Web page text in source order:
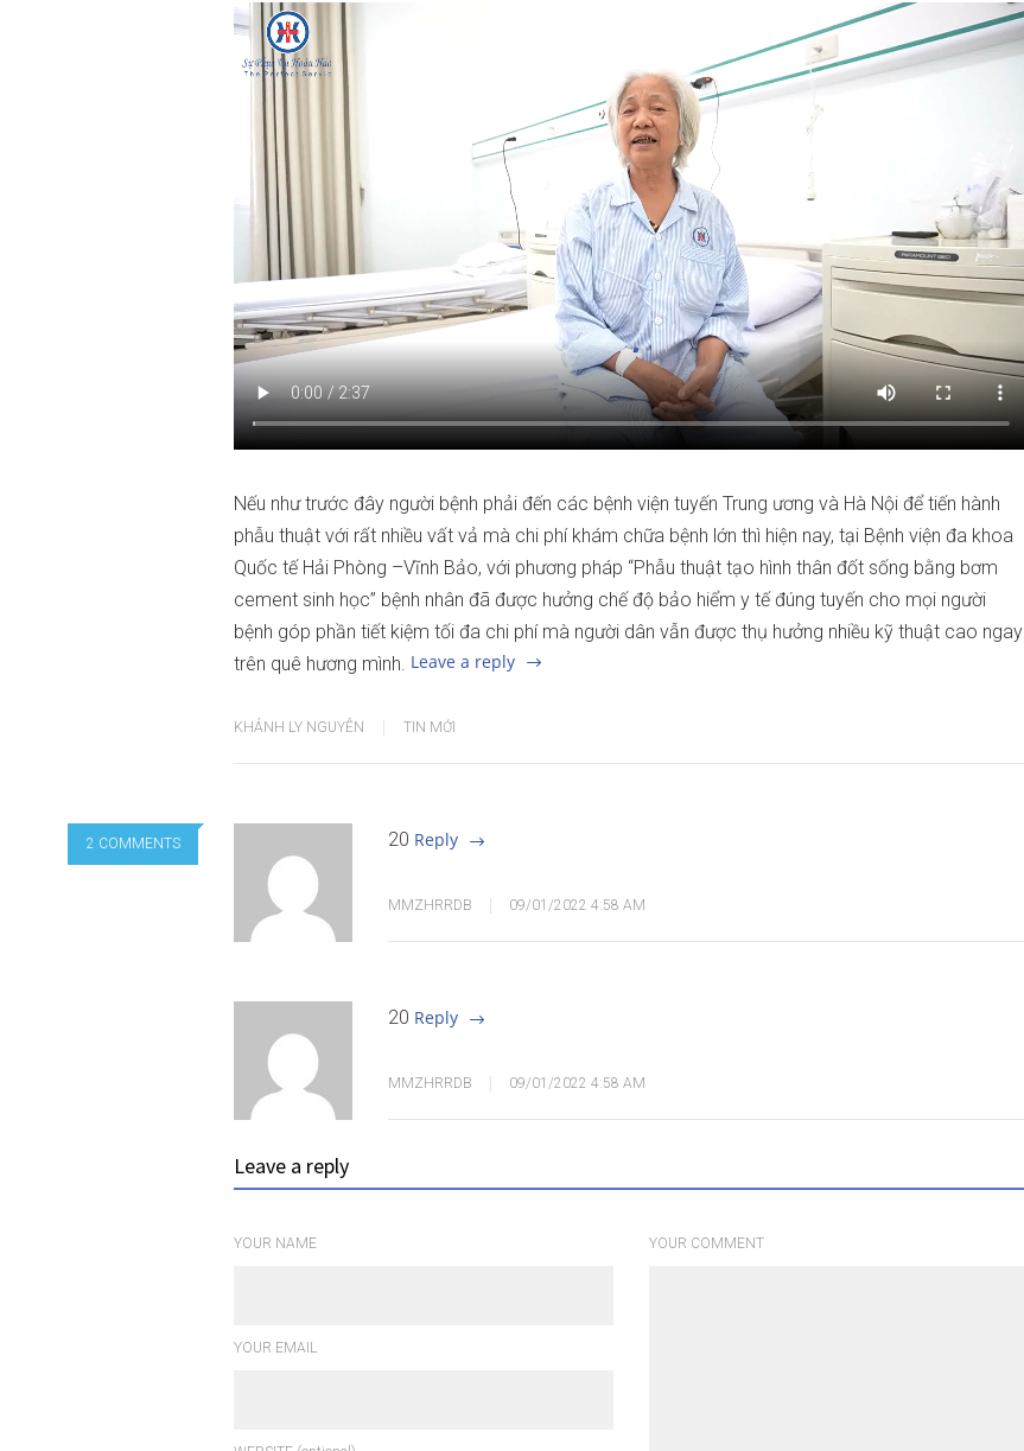
Nếu như trước đây người bệnh phải đến các bệnh viện tuyến Trung ương và Hà Nội để tiến hành
phẫu thuật với rất nhiều vất vả mà chi phí khám chữa bệnh lớn thì hiện nay, tại Bệnh viện đa khoa
Quốc tế Hải Phòng –Vĩnh Bảo, với phương pháp “Phẫu thuật tạo hình thân đốt sống bằng bơm
cement sinh học” bệnh nhân đã được hưởng chế độ bảo hiểm y tế đúng tuyến cho mọi người
bệnh góp phần tiết kiệm tối đa chi phí mà người dân vẫn được thụ hưởng nhiều kỹ thuật cao ngay
trên quê hương mình. Leave a reply
KHÁNH LY NGUYỄN TIN MỚI
2 COMMENTS 20 Reply
MMZHRRDB 09/01/2022 4:58 AM
20 Reply
MMZHRRDB 09/01/2022 4:58 AM
Leave a reply
YOUR NAME
YOUR EMAIL
YOUR COMMENT